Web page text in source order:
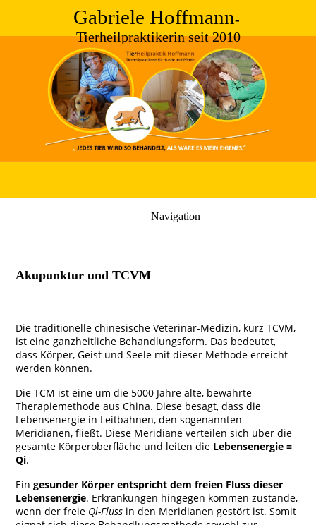
Gabriele Hoffmann-
Tierheilpraktikerin seit 2010
Navigation
Akupunktur und TCVM
Die traditionelle chinesische Veterinär-Medizin, kurz TCVM,
ist eine ganzheitliche Behandlungsform. Das bedeutet,
dass Körper, Geist und Seele mit dieser Methode erreicht
werden können.
Die TCM ist eine um die 5000 Jahre alte, bewährte
Therapiemethode aus China. Diese besagt, dass die
Lebensenergie in Leitbahnen, den sogenannten
Meridianen, fließt. Diese Meridiane verteilen sich über die
gesamte Körperoberfläche und leiten die Lebensenergie =
Qi.
Eingesunder Körper entspricht dem freien Fluss dieser
Lebensenergie. Erkrankungen hingegen kommen zustande,
wenn der freie Qi-Fluss in den Meridianen gestört ist. Somit